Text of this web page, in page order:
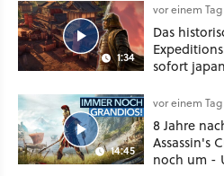
1:34
vor einem Tag
Das
sofort
oder
14:45
vor einem Tag
8 Jahre
Assassin's
noch um -